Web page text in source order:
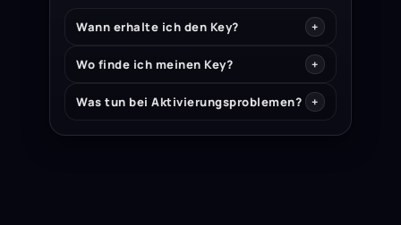
Wann erhalte ich den Key?
Wo finde ich meinen Key?
Was tun bei Aktivierungsproblemen?